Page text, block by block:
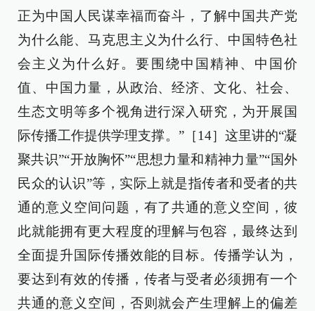
正为中国人民谋幸福而奋斗，了解中国共产党
为什么能、马克思主义为什么行、中国特色社
会主义为什么好。要围绕中国精神、中国价
值、中国力量，从政治、经济、文化、社会、
生态文明等多个视角进行深入研究，为开展国
际传播工作提供学理支撑。”［14］这里讲的“凝
聚共识”“开放胸怀”“思想力量和精神力量”“国外
民众的认识”等，实际上就是指传者和受者的共
通的意义空间问题，有了共通的意义空间，彼
此就能拥有更大程度的理解与包容，最终达到
全面提升国际传播效能的目标。传播学认为，
要达到有效的传播，传者与受者必须拥有一个
共通的意义空间，否则就会产生理解上的偏差